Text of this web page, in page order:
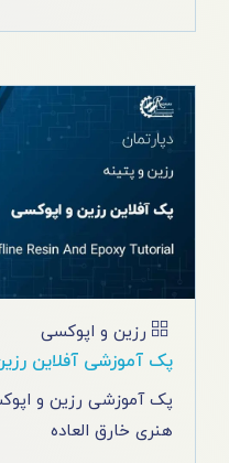
رزین و اپوکسی
پک آموزشی آفلاین
پک آموزشی رزین و
هنری خارق العاده